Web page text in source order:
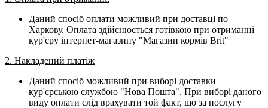
Даний спосіб оплати можливий при доставці по
Харкову. Оплата здійснюється готівкою при отриманні
кур'єру інтернет-магазину "Магазин кормів Brit"
2. Накладений платіж
Даний спосіб можливий при виборі доставки
кур'єрською службою "Нова Пошта". При виборі даного
виду оплати слід врахувати той факт, що за послугу